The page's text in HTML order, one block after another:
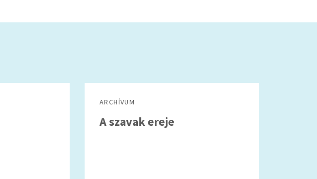
ARCHÍVUM
A szavak ereje